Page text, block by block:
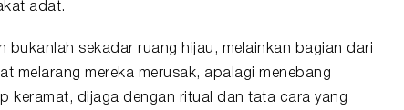
adat.
bukanlah sekadar ruang hijau, melainkan bagian dari
melarang mereka merusak, apalagi menebang
keramat, dijaga dengan ritual dan tata cara yang